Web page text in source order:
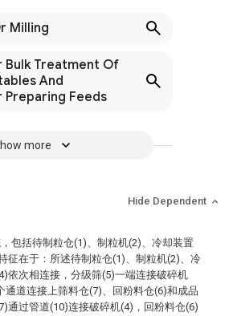
Milling
Bulk Treatment Of
And
Preparing Feeds
more
Hide Dependent
包括待制粒仓(1)、制粒机(2)、冷却装置
征在于：所述待制粒仓(1)、制粒机(2)、冷
依次相连接，分级筛(5)一端连接破碎机
通道连接上筛料仓(7)、回粉料仓(6)和成品
通过管道(10)连接破碎机(4)，回粉料仓(6)